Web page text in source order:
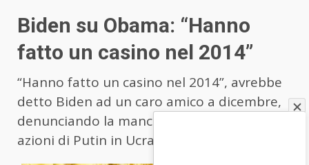
Biden su Obama: “Hanno
fatto un casino nel 2014”
“Hanno fatto un casino nel 2014”, avrebbe
detto Biden ad un caro amico a dicembre,
denunciando la mancanza di azione per le
azioni di Putin in Ucraina.